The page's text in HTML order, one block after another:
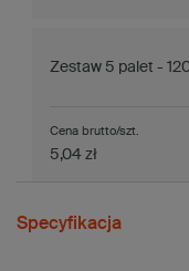
Zestaw 5 palet -
Cena brutto/szt.
5,04 zł
Specyfikacja